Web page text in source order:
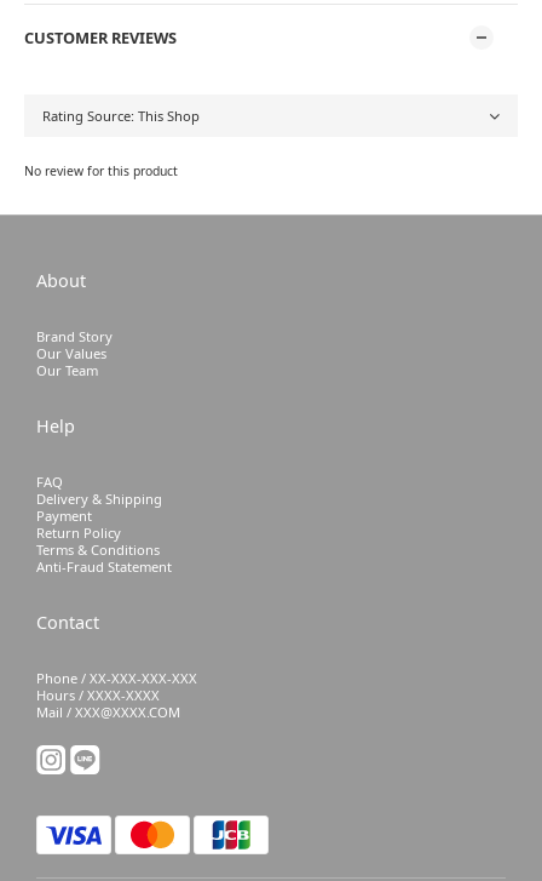
CUSTOMER REVIEWS
No review for this product
About
Brand Story
Our Values
Our Team
Help
FAQ
Delivery & Shipping
Payment
Return Policy
Terms & Conditions
Anti-Fraud Statement
Contact
Phone / XX-XXX-XXX-XXX
Hours / XXXX-XXXX
Mail / XXX@XXXX.COM